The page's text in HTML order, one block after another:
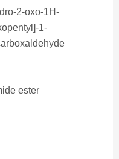
2-oxo-1H-
1-
ester